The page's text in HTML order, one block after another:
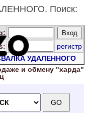
Поиск:
:
регистр
УДАЛЕННОГО
и обмену "харда"